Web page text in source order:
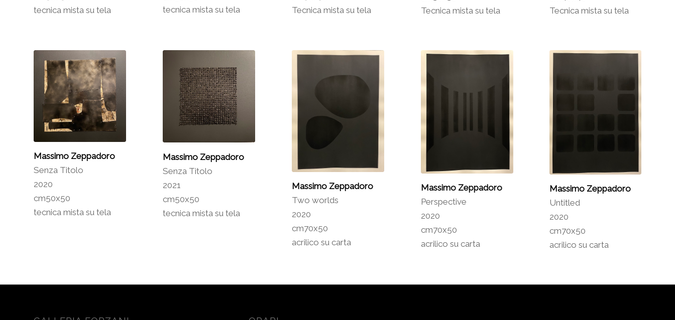
tecnica mista su tela
tecnica mista su tela
Tecnica mista su tela
Tecnica mista su tela
Tecnica mista su tela
Massimo Zeppadoro
Senza Titolo
2020
cm50x50
tecnica mista su tela
Massimo Zeppadoro
Senza Titolo
2021
cm50x50
tecnica mista su tela
Massimo Zeppadoro
Two worlds
2020
cm70x50
acrilico su carta
Massimo Zeppadoro
Perspective
2020
cm70x50
acrilico su carta
Massimo Zeppadoro
Untitled
2020
cm70x50
acrilico su carta